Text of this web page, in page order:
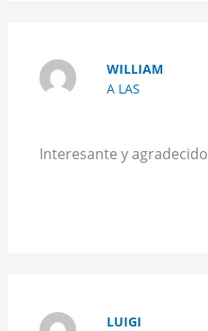
WILLIAM
A LAS
Interesante y agradecido
LUIGI